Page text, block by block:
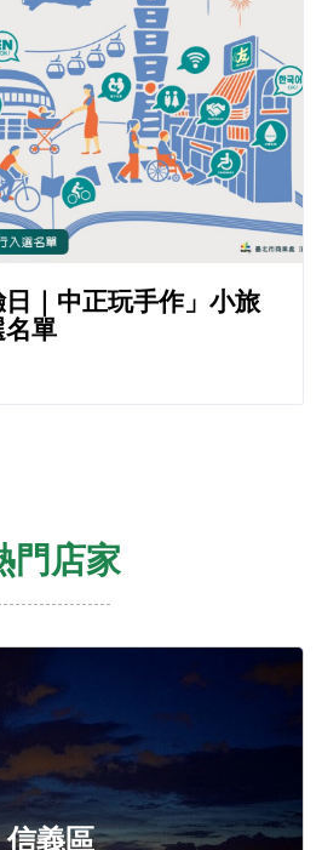
日｜中正玩手作」小旅
單
門店家
信義區